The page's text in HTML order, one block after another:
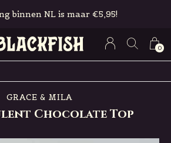
0
binnen NL is maar €5,95!
GRACE & MILA
Chocolate Top